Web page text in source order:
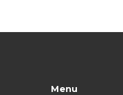
Menu